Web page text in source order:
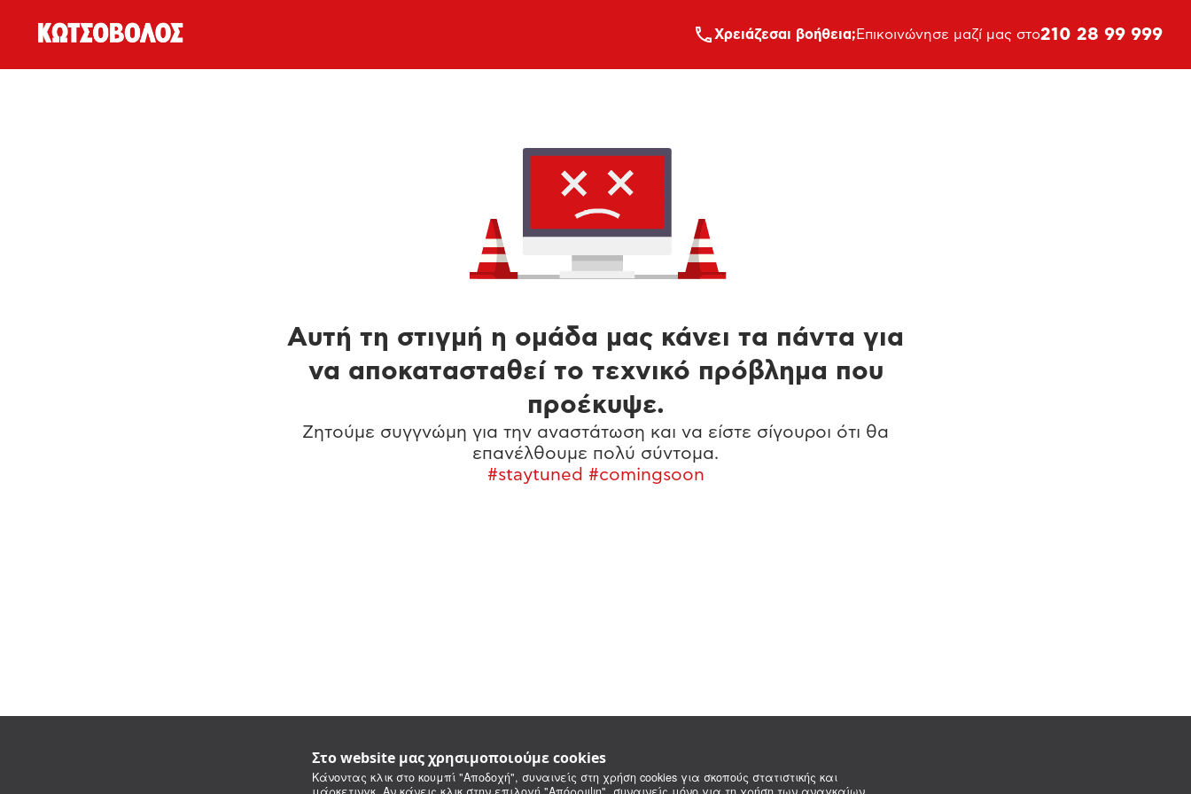
Στο website μας χρησιμοποιούμε cookies
Κάνοντας κλικ στο κουμπί "Αποδοχή", συναινείς στη χρήση cookies για σκοπούς στατιστικής και
Xρειάζεσαι βοήθεια; Επικοινώνησε μαζί μας στο210 28 99 999
Αυτή τη στιγμή η ομάδα μας κάνει τα πάντα για
να αποκατασταθεί το τεχνικό πρόβλημα που
προέκυψε.
Ζητούμε συγγνώμη για την αναστάτωση και να είστε σίγουροι ότι θα
επανέλθουμε πολύ σύντομα.
#staytuned #comingsoon